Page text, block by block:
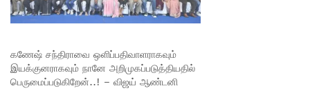
கணேஷ் சந்திராவை ஒளிப்பதிவாளராகவும்
இயக்குனராகவும் நானே அறிமுகப்படுத்தியதில்
பெருமைப்படுகிறேன்..! – விஜய் ஆண்டனி